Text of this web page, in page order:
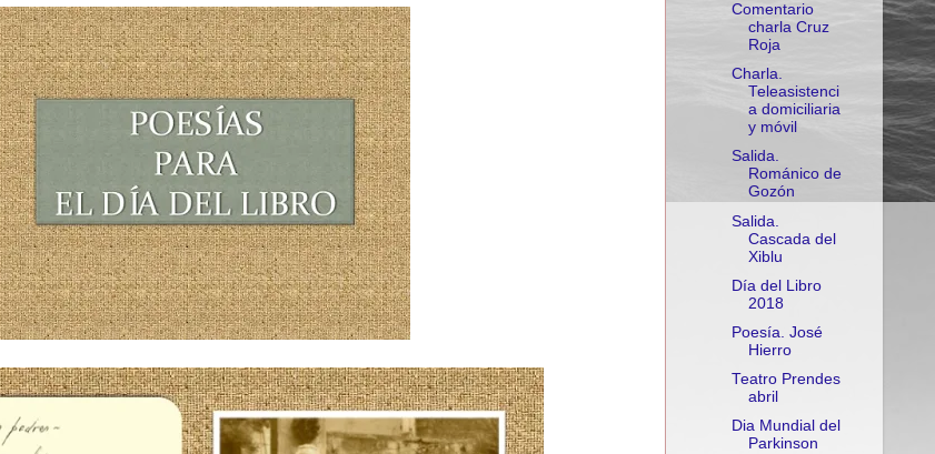
Comentario
charla Cruz
Roja
Charla.
Teleasistenci
a domiciliaria
y móvil
Salida.
Románico de
Gozón
Salida.
Cascada del
Xiblu
Día del Libro
2018
Poesía. José
Hierro
Teatro Prendes
abril
Dia Mundial del
Parkinson